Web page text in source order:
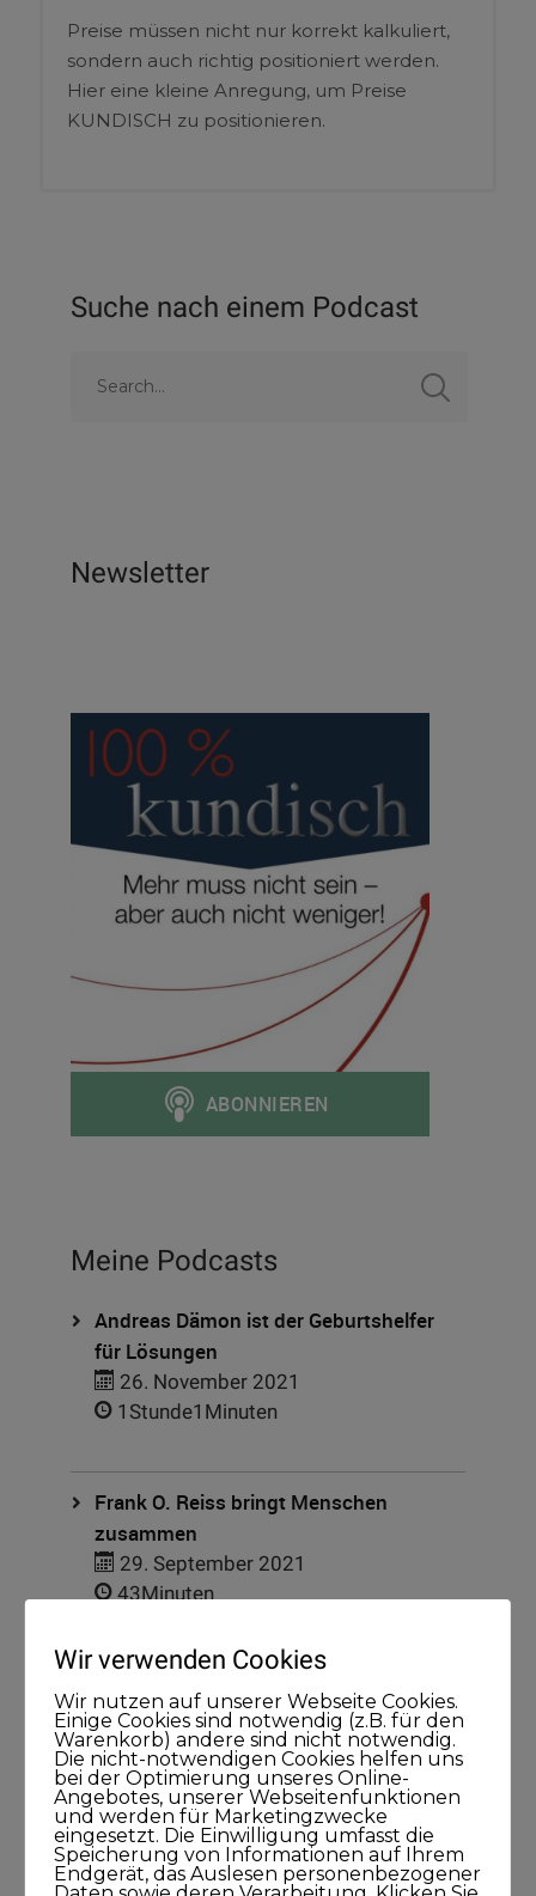
Preise müssen nicht nur korrekt kalkuliert,
sondern auch richtig positioniert werden.
Hier eine kleine Anregung, um Preise
KUNDISCH zu positionieren.
Suche nach einem Podcast
Newsletter
Meine Podcasts
Andreas Dämon ist der Geburtshelfer
für Lösungen
26. November 2021
1Stunde1Minuten
Frank O. Reiss bringt Menschen
zusammen
29. September 2021
43Minuten
bei Dir selbst
15. April 2021
45Minuten
Wir verwenden Cookies
Wir nutzen auf unserer Webseite Cookies.
Einige Cookies sind notwendig (z.B. für den
Warenkorb) andere sind nicht notwendig.
Die nicht-notwendigen Cookies helfen uns
bei der Optimierung unseres Online-
Angebotes, unserer Webseitenfunktionen
und werden für Marketingzwecke
eingesetzt. Die Einwilligung umfasst die
Speicherung von Informationen auf Ihrem
Endgerät, das Auslesen personenbezogener